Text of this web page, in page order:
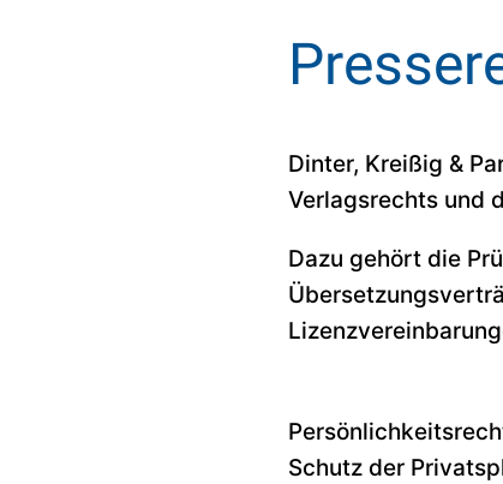
Dinter, Kreißig &
Verlagsrechts und
Dazu gehört die
Schutz der